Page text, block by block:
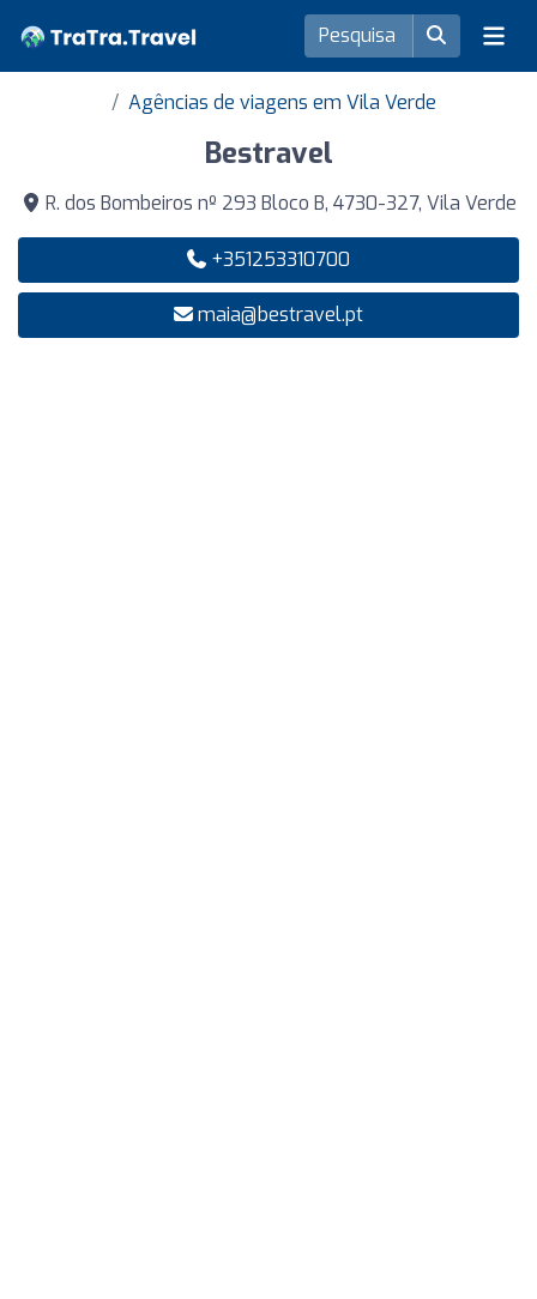
Agências de viagens em Vila Verde
Bestravel
R. dos Bombeiros nº 293 Bloco B, 4730-327, Vila Verde
+351253310700
maia@bestravel.pt